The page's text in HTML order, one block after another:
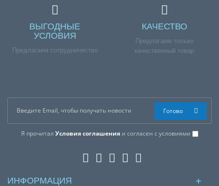
ВЫГОДНЫЕ
УСЛОВИЯ
Предлагаем сотрудничество
КАЧЕСТВО
Предлагаем только
качественный товар
Я прочитал Условия соглашенияи согласен с условиями
Готово
ИНФОРМАЦИЯ